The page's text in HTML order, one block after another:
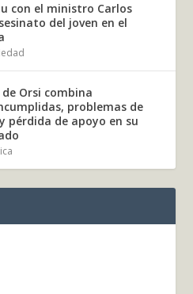
con el ministro Carlos
del joven en el
de Orsi combina
problemas de
pérdida de apoyo en su